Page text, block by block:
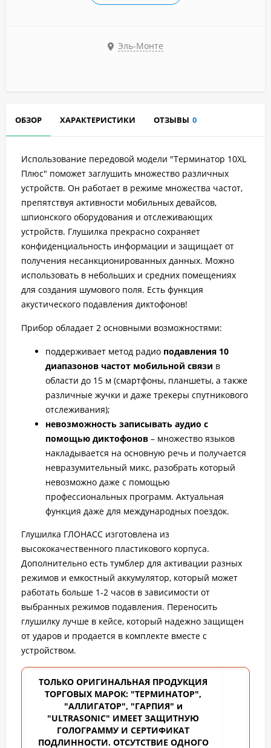
Эль-Монте
ОБЗОР ХАРАКТЕРИСТИКИ ОТЗЫВЫ 0
Использование передовой модели "Терминатор 10XL
Плюс" поможет заглушить множество различных
устройств. Он работает в режиме множества частот,
препятствуя активности мобильных девайсов,
шпионского оборудования и отслеживающих
устройств. Глушилка прекрасно сохраняет
конфиденциальность информации и защищает от
получения несанкционированных данных. Можно
использовать в небольших и средних помещениях
для создания шумового поля. Есть функция
акустического подавления диктофонов!
Прибор обладает 2 основными возможностями:
поддерживает метод радио подавления 10
диапазонов частот мобильной связи в
области до 15 м (смартфоны, планшеты, а также
различные жучки и даже трекеры спутникового
отслеживания);
невозможность записывать аудио с
помощью диктофонов – множество языков
накладывается на основную речь и получается
невразумительный микс, разобрать который
невозможно даже с помощью
профессиональных программ. Актуальная
функция даже для международных поездок.
Глушилка ГЛОНАСС изготовлена из
высококачественного пластикового корпуса.
Дополнительно есть тумблер для активации разных
режимов и емкостный аккумулятор, который может
работать больше 1-2 часов в зависимости от
выбранных режимов подавления. Переносить
глушилку лучше в кейсе, который надежно защищен
от ударов и продается в комплекте вместе с
устройством.
ТОЛЬКО ОРИГИНАЛЬНАЯ ПРОДУКЦИЯ
ТОРГОВЫХ МАРОК: "ТЕРМИНАТОР",
"АЛЛИГАТОР", "ГАРПИЯ" и
"ULTRASONIC" ИМЕЕТ ЗАЩИТНУЮ
ГОЛОГРАММУ И СЕРТИФИКАТ
ПОДЛИННОСТИ. ОТСУТСТВИЕ ОДНОГО